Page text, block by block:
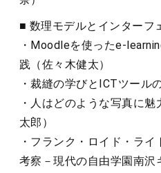
■ 数理モデルとインターフ
・Moodleを使ったe-
践（佐々木健太）
・裁縫の学びとICTツール
・人はどのような写真に
太郎）
・フランク・ロイド・ラ
考察－現代の自由学園南